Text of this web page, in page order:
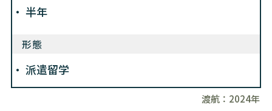
半年
形態
派遣留学
渡航： 2024年